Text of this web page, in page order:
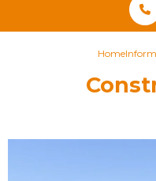
Home